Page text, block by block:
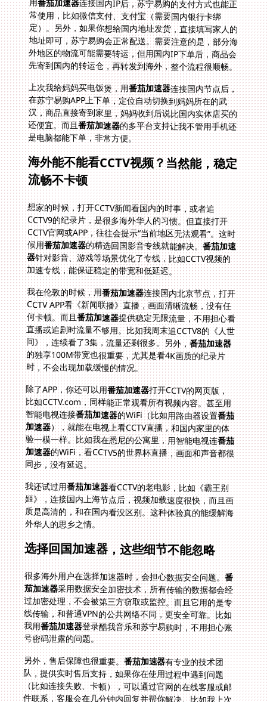
番茄加速器连接国内IP后，苏宁易购的支付方式也能正
常使用，比如微信支付、支付宝（需要国内银行卡绑
定）。另外，如果你想给国内地址发货，直接填写家人的
地址即可，苏宁易购会正常配送。需要注意的是，部分海
外地区的物流可能需要转运，但用国内IP下单后，商品会
先寄到国内的转运仓，再转发到海外，整个流程很顺畅。
上次我给妈妈买电饭煲，用番茄加速器连接国内节点后，
在苏宁易购APP上下单，定位自动切换到妈妈所在的武
汉，商品直接寄到家里，妈妈收到后说比国内实体店买的
还便宜。而且番茄加速器的多平台支持让我不管用手机还
是电脑都能下单，非常方便。
海外能不能看CCTV视频？当然能，稳定
流畅不卡顿
想家的时候，打开CCTV新闻看国内的时事，或者追
CCTV9的纪录片，是很多海外华人的习惯。但直接打开
CCTV官网或APP，往往会提示“当前地区无法观看”。这时
候用番茄加速器的精选回国影音专线就能解决。番茄加速
器针对影音、游戏等场景优化了专线，比如CCTV视频的
加速专线，能保证稳定的带宽和低延迟。
我在伦敦的时候，用番茄加速器连接国内北京节点，打开
CCTV APP看《新闻联播》直播，画面清晰流畅，没有任
何卡顿。而且番茄加速器提供稳定无限流量，不用担心看
直播或追剧时流量不够用。比如我周末追CCTV8的《人世
间》，连续看了3集，流量还剩很多。另外，番茄加速器
的独享100M带宽也很重要，尤其是看4K画质的纪录片
时，不会出现加载缓慢的情况。
除了APP，你还可以用番茄加速器打开CCTV的网页版，
比如CCTV.com，同样能正常观看所有视频内容。甚至用
智能电视连接番茄加速器的WiFi（比如用路由器设置番茄
加速器），就能在电视上看CCTV直播，和国内家里的体
验一模一样。比如我在悉尼的公寓里，用智能电视连番茄
加速器的WiFi，看CCTV5的世界杯直播，画面和声音都很
同步，没有延迟。
我还试过用番茄加速器看CCTV的老电影，比如《霸王别
姬》，连接国内上海节点后，视频加载速度很快，而且画
质是高清的，和在国内看没区别。这种体验真的能缓解海
外华人的思乡之情。
选择回国加速器，这些细节不能忽略
很多海外用户在选择加速器时，会担心数据安全问题。番
茄加速器采用数据安全加密技术，所有传输的数据都会经
过加密处理，不会被第三方窃取或监控。而且它用的是专
线传输，和普通VPN的公共网络不同，更安全可靠。比如
我用番茄加速器登录酷我音乐和苏宁易购时，不用担心账
号密码泄露的问题。
另外，售后保障也很重要。番茄加速器有专业的技术团
队，提供实时售后支持，如果你在使用过程中遇到问题
（比如连接失败、卡顿），可以通过官网的在线客服或邮
件联系，客服会在几分钟内回复并帮你解决。比如我上次
在巴黎连接时遇到延迟高的问题，联系客服后，他们推荐